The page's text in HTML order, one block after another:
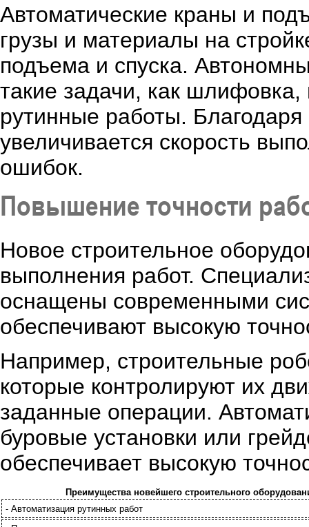
Автоматические краны и
грузы и материалы на
подъема и спуска.
такие задачи, как шлифовка,
рутинные работы. Благодаря
увеличивается скорость
ошибок.
Повышение точности
Новое строительное
выполнения работ.
оснащены современными
обеспечивают высокую
Например, строительные
которые контролируют их
заданные операции.
буровые установки или
обеспечивает высокую
Преимущества новейшего строительного
- Автоматизация рутинных работ